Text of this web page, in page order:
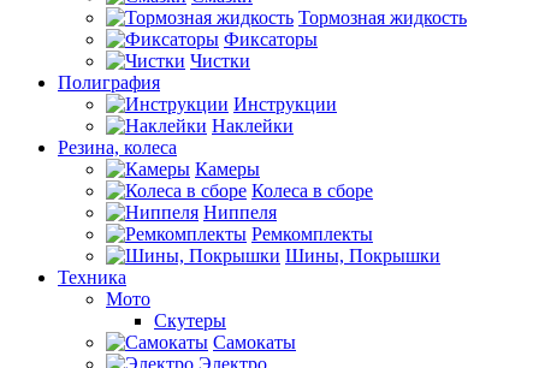
Тормозная жидкость
Фиксаторы
Чистки
Полиграфия
Инструкции
Наклейки
Резина, колеса
Камеры
Колеса в сборе
Ниппеля
Ремкомплекты
Шины, Покрышки
Техника
Мото
Скутеры
Самокаты
Электро